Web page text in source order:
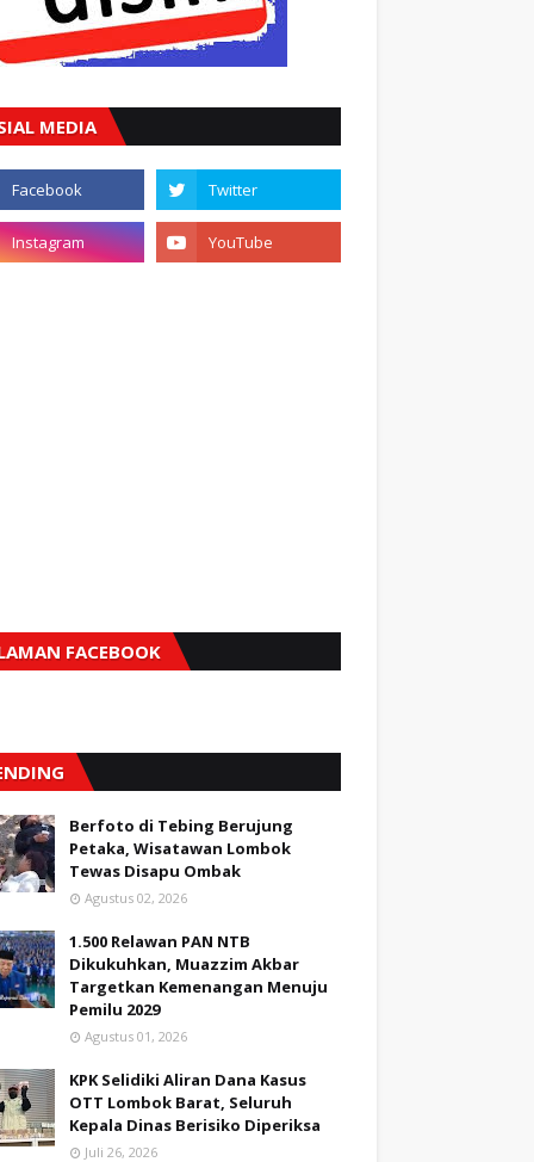
MEDIA
FACEBOOK
Berfoto di Tebing Berujung
Petaka, Wisatawan Lombok
Tewas Disapu Ombak
Agustus 02, 2026
1.500 Relawan PAN NTB
Dikukuhkan, Muazzim Akbar
Targetkan Kemenangan Menuju
Pemilu 2029
Agustus 01, 2026
KPK Selidiki Aliran Dana Kasus
OTT Lombok Barat, Seluruh
Kepala Dinas Berisiko Diperiksa
Juli 26, 2026